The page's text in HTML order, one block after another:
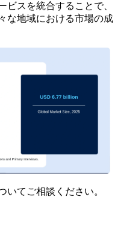
ビスを統合することで、
な地域における市場の成
いてご相談ください。